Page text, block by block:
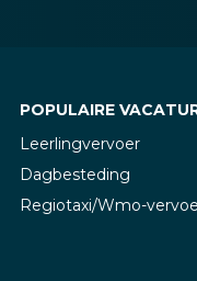
POPULAIRE
Leerlingvervoer
Dagbesteding
Regiotaxi/Wmo-